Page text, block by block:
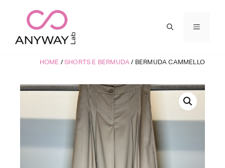
contenuto
MENU
HOME / SHORTS E BERMUDA / BERMUDA CAMMELLO